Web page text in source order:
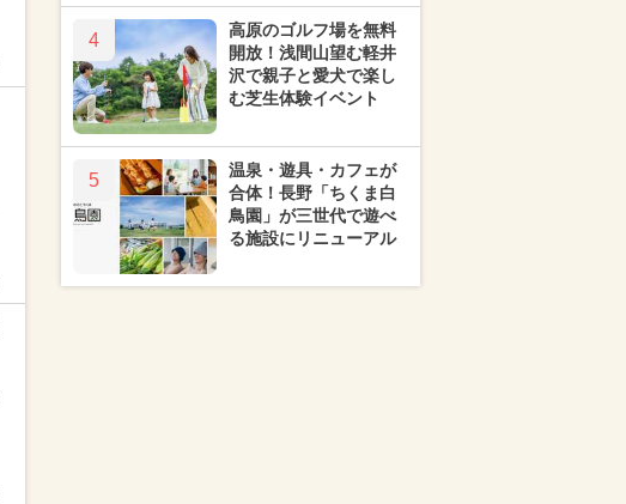
4
高原のゴルフ場を無料
開放！浅間山望む軽井
沢で親子と愛犬で楽し
む芝生体験イベント
5
温泉・遊具・カフェが
合体！長野「ちくま白
鳥園」が三世代で遊べ
る施設にリニューアル